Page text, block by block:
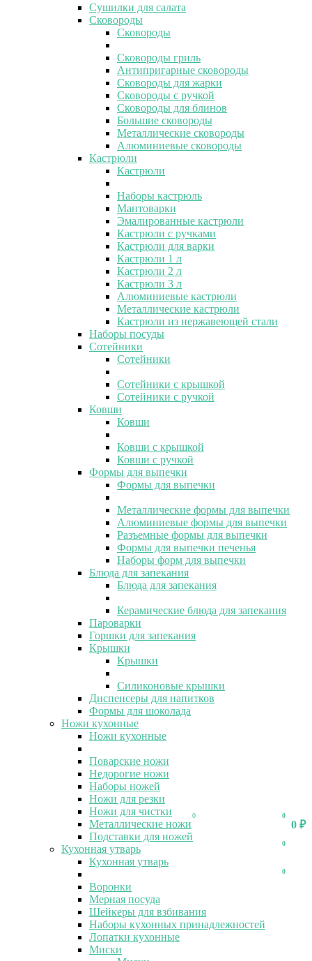
0
0 ₽
0
0
0
Сушилки для салата
Сковороды
Сковороды
Сковороды гриль
Антипригарные сковороды
Сковороды для жарки
Сковороды с ручкой
Сковороды для блинов
Большие сковороды
Металлические сковороды
Алюминиевые сковороды
Кастрюли
Кастрюли
Наборы кастрюль
Мантоварки
Эмалированные кастрюли
Кастрюли с ручками
Кастрюли для варки
Кастрюли 1 л
Кастрюли 2 л
Кастрюли 3 л
Алюминиевые кастрюли
Металлические кастрюли
Кастрюли из нержавеющей стали
Наборы посуды
Сотейники
Сотейники
Сотейники с крышкой
Сотейники с ручкой
Ковши
Ковши
Ковши с крышкой
Ковши с ручкой
Формы для выпечки
Формы для выпечки
Металлические формы для выпечки
Алюминиевые формы для выпечки
Разъемные формы для выпечки
Формы для выпечки печенья
Наборы форм для выпечки
Блюда для запекания
Блюда для запекания
Керамические блюда для запекания
Пароварки
Горшки для запекания
Крышки
Крышки
Силиконовые крышки
Диспенсеры для напитков
Формы для шоколада
Ножи кухонные
Ножи кухонные
Поварские ножи
Недорогие ножи
Наборы ножей
Ножи для резки
Ножи для чистки
Металлические ножи
Подставки для ножей
Кухонная утварь
Кухонная утварь
Воронки
Мерная посуда
Шейкеры для взбивания
Наборы кухонных принадлежностей
Лопатки кухонные
Миски